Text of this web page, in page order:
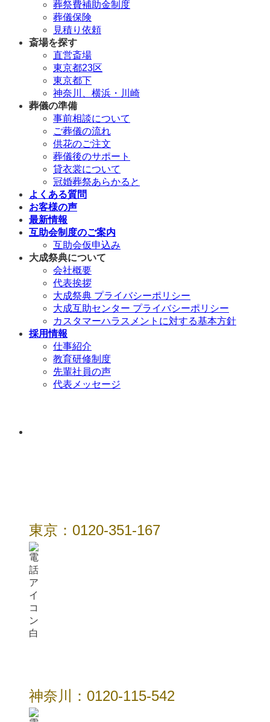
葬祭費補助金制度
葬儀保険
見積り依頼
斎場を探す
直営斎場
東京都23区
東京都下
神奈川、横浜・川崎
葬儀の準備
事前相談について
ご葬儀の流れ
供花のご注文
葬儀後のサポート
貸衣裳について
冠婚葬祭あらかると
よくある質問
お客様の声
最新情報
互助会制度のご案内
互助会仮申込み
大成祭典について
会社概要
代表挨拶
大成祭典 プライバシーポリシー
大成互助センター プライバシーポリシー
カスタマーハラスメントに対する基本方針
採用情報
仕事紹介
教育研修制度
先輩社員の声
代表メッセージ
東京：0120-351-167
神奈川：0120-115-542